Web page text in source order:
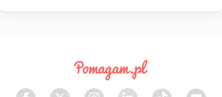
Facebook Twitter Instagram LinkedIn TikTok Youtube